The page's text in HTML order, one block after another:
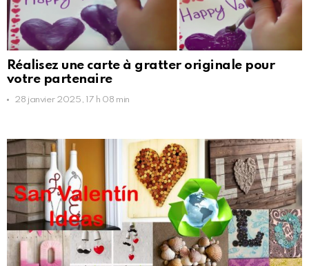
Réalisez une carte à gratter originale pour
votre partenaire
28 janvier 2025, 17 h 08 min